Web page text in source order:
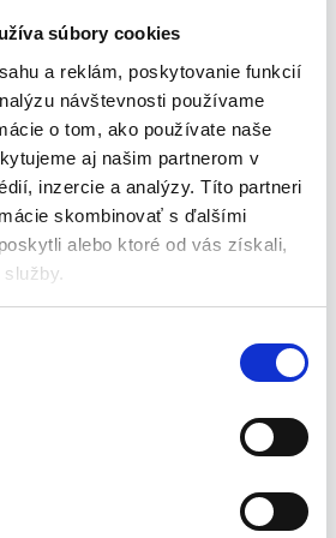
súbory cookies
a reklám, poskytovanie funkcií
návštevnosti používame
o tom, ako používate naše
aj našim partnerom v
inzercie a analýzy. Títo partneri
skombinovať s ďalšími
alebo ktoré od vás získali,
vpravo. Funkcia časovača na
123 cm
vzduchu: 2.73 m/s
meď